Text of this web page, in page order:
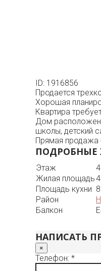
ID: 1916856
Продается
Хорошая
Квартира
Дом расположен
школы, детский
Прямая продажа
ПОДРОБНЫЕ
Этаж 4
Жилая площадь
Площадь кухни
Район
Балкон
НАПИСАТЬ
×
Телефон: *